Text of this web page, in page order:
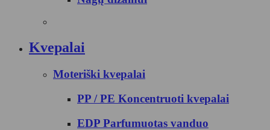
Kvepalai
Moteriški kvepalai
PP / PE Koncentruoti kvepalai
EDP Parfumuotas vanduo